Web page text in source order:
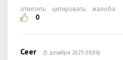
ответить цитировать
жалоба
0
Ceer (5 декабря 2025 08:06)